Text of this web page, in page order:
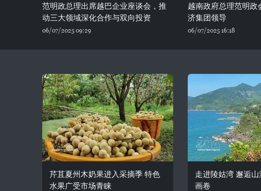
范明政总理出席越巴企业座谈会，推
动三大领域深化合作与双向投资
06/07/2025 09:29
越南政府总理范明政
济集团领导
06/07/2025 16:18
芹苴夏州木奶果进入采摘季 特色
水果广受市场青睐
走进陵姑湾 邂逅
画卷